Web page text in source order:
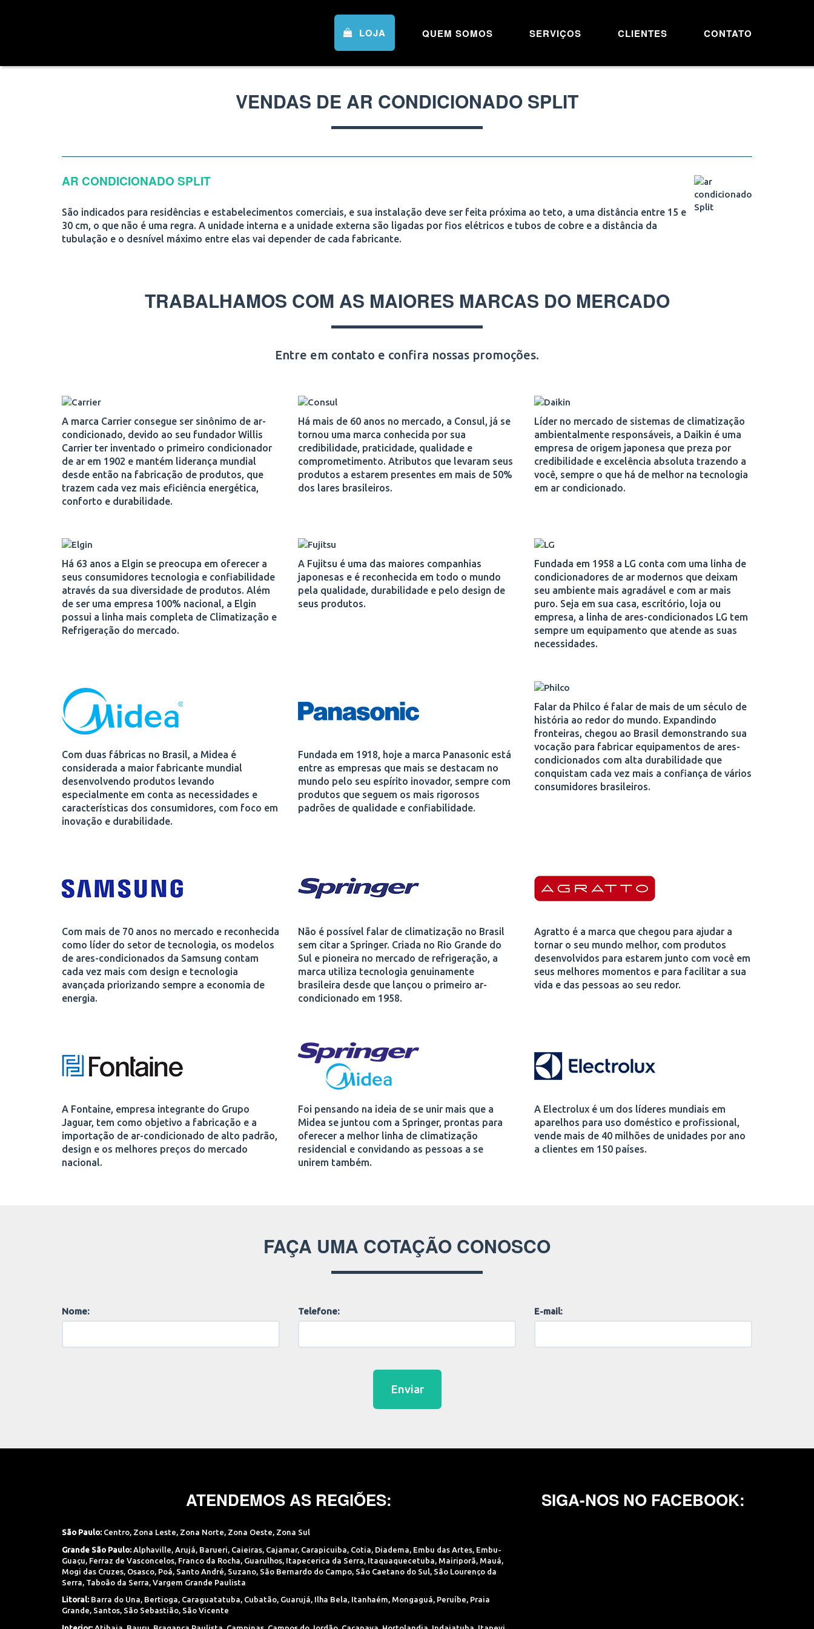
LOJA QUEM SOMOS SERVIÇOS CLIENTES CONTATO
VENDAS DE AR CONDICIONADO SPLIT
AR CONDICIONADO SPLIT
São indicados para residências e estabelecimentos comerciais, e sua instalação deve ser feita próxima ao teto, a uma distância entre 15 e
30 cm, o que não é uma regra. A unidade interna e a unidade externa são ligadas por fios elétricos e tubos de cobre e a distância da
tubulação e o desnível máximo entre elas vai depender de cada fabricante.
TRABALHAMOS COM AS MAIORES MARCAS DO MERCADO
Entre em contato e confira nossas promoções.
A marca Carrier consegue ser sinônimo de ar-
condicionado, devido ao seu fundador Willis
Carrier ter inventado o primeiro condicionador
de ar em 1902 e mantém liderança mundial
desde então na fabricação de produtos, que
trazem cada vez mais eficiência energética,
conforto e durabilidade.
Há mais de 60 anos no mercado, a Consul, já se
tornou uma marca conhecida por sua
credibilidade, praticidade, qualidade e
comprometimento. Atributos que levaram seus
produtos a estarem presentes em mais de 50%
dos lares brasileiros.
Líder no mercado de sistemas de climatização
ambientalmente responsáveis, a Daikin é uma
empresa de origem japonesa que preza por
credibilidade e excelência absoluta trazendo a
você, sempre o que há de melhor na tecnologia
em ar condicionado.
Há 63 anos a Elgin se preocupa em oferecer a
seus consumidores tecnologia e confiabilidade
através da sua diversidade de produtos. Além
de ser uma empresa 100% nacional, a Elgin
possui a linha mais completa de Climatização e
Refrigeração do mercado.
A Fujitsu é uma das maiores companhias
japonesas e é reconhecida em todo o mundo
pela qualidade, durabilidade e pelo design de
seus produtos.
Fundada em 1958 a LG conta com uma linha de
condicionadores de ar modernos que deixam
seu ambiente mais agradável e com ar mais
puro. Seja em sua casa, escritório, loja ou
empresa, a linha de ares-condicionados LG tem
sempre um equipamento que atende as suas
necessidades.
Com duas fábricas no Brasil, a Midea é
considerada a maior fabricante mundial
desenvolvendo produtos levando
especialmente em conta as necessidades e
características dos consumidores, com foco em
inovação e durabilidade.
Fundada em 1918, hoje a marca Panasonic está
entre as empresas que mais se destacam no
mundo pelo seu espírito inovador, sempre com
produtos que seguem os mais rigorosos
padrões de qualidade e confiabilidade.
Falar da Philco é falar de mais de um século de
história ao redor do mundo. Expandindo
fronteiras, chegou ao Brasil demonstrando sua
vocação para fabricar equipamentos de ares-
condicionados com alta durabilidade que
conquistam cada vez mais a confiança de vários
consumidores brasileiros.
Com mais de 70 anos no mercado e reconhecida
como líder do setor de tecnologia, os modelos
de ares-condicionados da Samsung contam
cada vez mais com design e tecnologia
avançada priorizando sempre a economia de
energia.
Não é possível falar de climatização no Brasil
sem citar a Springer. Criada no Rio Grande do
Sul e pioneira no mercado de refrigeração, a
marca utiliza tecnologia genuinamente
brasileira desde que lançou o primeiro ar-
condicionado em 1958.
Agratto é a marca que chegou para ajudar a
tornar o seu mundo melhor, com produtos
desenvolvidos para estarem junto com você em
seus melhores momentos e para facilitar a sua
vida e das pessoas ao seu redor.
A Fontaine, empresa integrante do Grupo
Jaguar, tem como objetivo a fabricação e a
importação de ar-condicionado de alto padrão,
design e os melhores preços do mercado
nacional.
Foi pensando na ideia de se unir mais que a
Midea se juntou com a Springer, prontas para
oferecer a melhor linha de climatização
residencial e convidando as pessoas a se
unirem também.
A Electrolux é um dos líderes mundiais em
aparelhos para uso doméstico e profissional,
vende mais de 40 milhões de unidades por ano
a clientes em 150 países.
FAÇA UMA COTAÇÃO CONOSCO
Nome: Telefone: E-mail:
Enviar
ATENDEMOS AS REGIÕES:
São Paulo: Centro, Zona Leste, Zona Norte, Zona Oeste, Zona Sul
Grande São Paulo: Alphaville Arujá Barueri Caieiras Cajamar, Carapicuiba Cotia Diadema Embu das Artes Embu-
Guaçu Ferraz de Vasconcelos Franco da Rocha Guarulhos Itapecerica da Serra Itaquaquecetuba Mairiporã Mauá
Mogi das Cruzes Osasco Poá Santo André Suzano São Bernardo do Campo São Caetano do Sul São Lourenço da
Serra Taboão da Serra Vargem Grande Paulista
Litoral: Barra do Una, Bertioga, Caraguatatuba, Cubatão, Guarujá, Ilha Bela, Itanhaém, Mongaguá, Peruíbe, Praia
Grande, Santos, São Sebastião, São Vicente
SIGA-NOS NO FACEBOOK: